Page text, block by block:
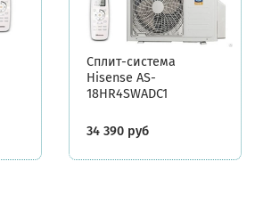
Сплит-система
Hisense AS-
18HR4SWADC1
34 390 руб